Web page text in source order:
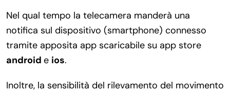
Nel qual tempo la telecamera manderà una
notifica sul dispositivo (smartphone) connesso
tramite apposita app scaricabile su app store
android e ios.
Inoltre, la sensibilità del rilevamento del movimento